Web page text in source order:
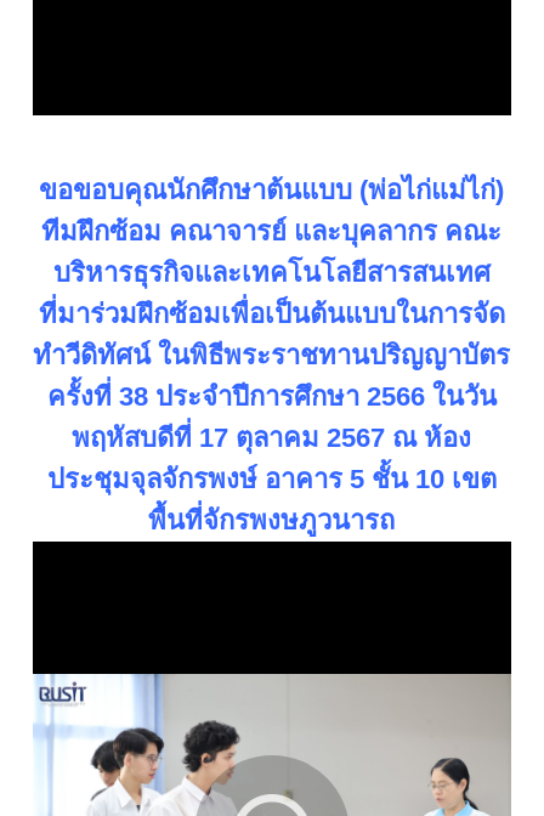
ขอขอบคุณนักศึกษาต้นแบบ (พ่อไก่แม่ไก่)
ทีมฝึกซ้อม คณาจารย์ และบุคลากร คณะ
บริหารธุรกิจและเทคโนโลยีสารสนเทศ
ที่มาร่วมฝึกซ้อมเพื่อเป็นต้นแบบในการจัด
ทำวีดิทัศน์ ในพิธีพระราชทานปริญญาบัตร
ครั้งที่ 38 ประจำปีการศึกษา 2566 ในวัน
พฤหัสบดีที่ 17 ตุลาคม 2567 ณ ห้อง
ประชุมจุลจักรพงษ์ อาคาร 5 ชั้น 10 เขต
พื้นที่จักรพงษภูวนารถ